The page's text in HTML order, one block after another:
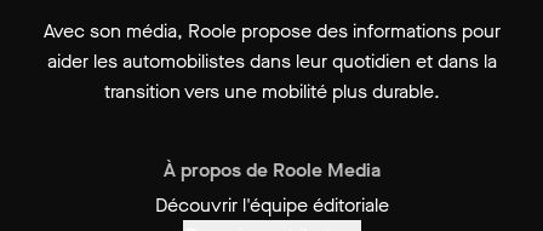
Avec son média, Roole propose des informations pour
aider les automobilistes dans leur quotidien et dans la
transition vers une mobilité plus durable.
À propos de Roole Media
Découvrir l'équipe éditoriale